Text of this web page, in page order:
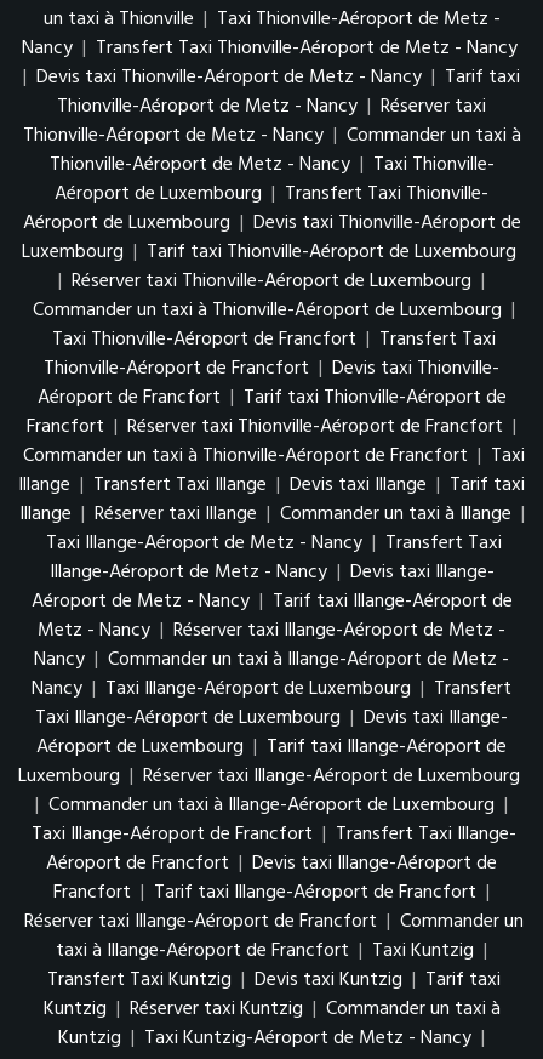
un taxi à Thionville | Taxi Thionville-Aéroport de Metz -
Nancy | Transfert Taxi Thionville-Aéroport de Metz - Nancy
| Devis taxi Thionville-Aéroport de Metz - Nancy | Tarif taxi
Thionville-Aéroport de Metz - Nancy | Réserver taxi
Thionville-Aéroport de Metz - Nancy | Commander un taxi à
Thionville-Aéroport de Metz - Nancy | Taxi Thionville-
Aéroport de Luxembourg | Transfert Taxi Thionville-
Aéroport de Luxembourg | Devis taxi Thionville-Aéroport de
Luxembourg | Tarif taxi Thionville-Aéroport de Luxembourg
| Réserver taxi Thionville-Aéroport de Luxembourg |
Commander un taxi à Thionville-Aéroport de Luxembourg |
Taxi Thionville-Aéroport de Francfort | Transfert Taxi
Thionville-Aéroport de Francfort | Devis taxi Thionville-
Aéroport de Francfort | Tarif taxi Thionville-Aéroport de
Francfort | Réserver taxi Thionville-Aéroport de Francfort |
Commander un taxi à Thionville-Aéroport de Francfort | Taxi
Illange | Transfert Taxi Illange | Devis taxi Illange | Tarif taxi
Illange | Réserver taxi Illange | Commander un taxi à Illange |
Taxi Illange-Aéroport de Metz - Nancy | Transfert Taxi
Illange-Aéroport de Metz - Nancy | Devis taxi Illange-
Aéroport de Metz - Nancy | Tarif taxi Illange-Aéroport de
Metz - Nancy | Réserver taxi Illange-Aéroport de Metz -
Nancy | Commander un taxi à Illange-Aéroport de Metz -
Nancy | Taxi Illange-Aéroport de Luxembourg | Transfert
Taxi Illange-Aéroport de Luxembourg | Devis taxi Illange-
Aéroport de Luxembourg | Tarif taxi Illange-Aéroport de
Luxembourg | Réserver taxi Illange-Aéroport de Luxembourg
| Commander un taxi à Illange-Aéroport de Luxembourg |
Taxi Illange-Aéroport de Francfort | Transfert Taxi Illange-
Aéroport de Francfort | Devis taxi Illange-Aéroport de
Francfort | Tarif taxi Illange-Aéroport de Francfort |
Réserver taxi Illange-Aéroport de Francfort | Commander un
taxi à Illange-Aéroport de Francfort | Taxi Kuntzig |
Transfert Taxi Kuntzig | Devis taxi Kuntzig | Tarif taxi
Kuntzig | Réserver taxi Kuntzig | Commander un taxi à
Kuntzig | Taxi Kuntzig-Aéroport de Metz - Nancy |